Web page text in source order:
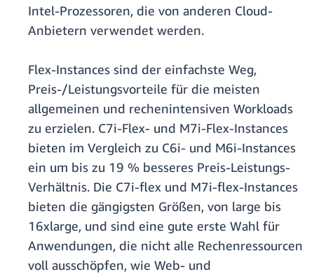
Intel-Prozessoren, die von anderen Cloud-
Anbietern verwendet werden.
Flex-Instances sind der einfachste Weg,
Preis-/Leistungsvorteile für die meisten
allgemeinen und rechenintensiven Workloads
zu erzielen. C7i-Flex- und M7i-Flex-Instances
bieten im Vergleich zu C6i- und M6i-Instances
ein um bis zu 19 % besseres Preis-Leistungs-
Verhältnis. Die C7i-flex und M7i-flex-Instances
bieten die gängigsten Größen, von large bis
16xlarge, und sind eine gute erste Wahl für
Anwendungen, die nicht alle Rechenressourcen
voll ausschöpfen, wie Web- und